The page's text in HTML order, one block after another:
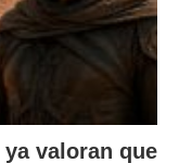
valoran que